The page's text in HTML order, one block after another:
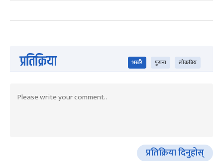
प्रतिक्रिया भर्खरै पुराना लोकप्रिय
प्रतिक्रिया दिनुहोस्